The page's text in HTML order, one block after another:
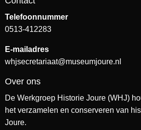
Telefoonnummer
0513-412283
E-mailadres
whjsecretariaat@museumjoure.nl
Over ons
De Werkgroep Historie Joure (WHJ)
het verzamelen en conserveren van
Joure.